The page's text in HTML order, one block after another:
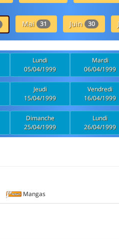
Mai 31 Juin 30
Lundi
05/04/1999
Mardi
06/04/1999
Jeudi
15/04/1999
Vendredi
16/04/1999
Dimanche
25/04/1999
Lundi
26/04/1999
Mangas